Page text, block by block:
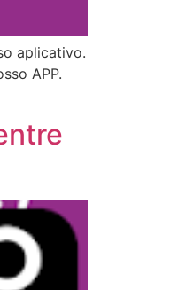
aplicativo.
APP.